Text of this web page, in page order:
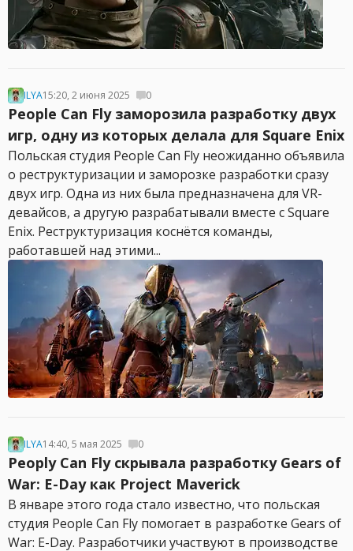
ILYA15:20, 2 июня 2025 0
People Can Fly заморозила разработку двух
игр, одну из которых делала для Square Enix
Польская студия People Can Fly неожиданно объявила
о реструктуризации и заморозке разработки сразу
двух игр. Одна из них была предназначена для VR-
девайсов, а другую разрабатывали вместе с Square
Enix. Реструктуризация коснётся команды,
работавшей над этими...
ILYA14:40, 5 мая 2025 0
Peoply Can Fly скрывала разработку Gears of
War: E-Day как Project Maverick
В январе этого года стало известно, что польская
студия People Can Fly помогает в разработке Gears of
War: E-Day. Разработчики участвуют в производстве